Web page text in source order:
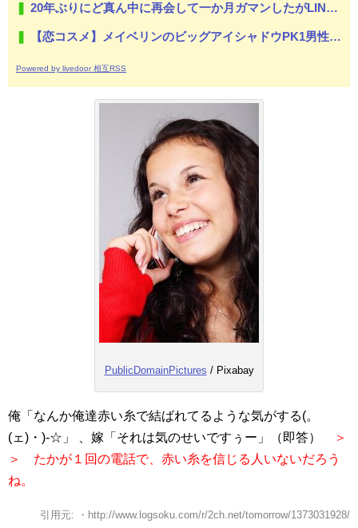
20年ぶりにど真ん中に再会して一か月ガマンしたがLINEで「たまに二人で昔話ができる友達になろう」的なメッセ送信した。昨日まで既読無視
【恋コスメ】メイベリンのビッグアイシャドウPK1男性からの評判めちゃくちゃ良い。
Powered by livedoor 相互RSS
PublicDomainPictures / Pixabay
俺「なんか俺達赤い糸で結ばれてるような気がする(。ゝ
(ェ)・)-☆」 、嫁「それは気のせいですぅー」（即答）
＞
＞ たかが１回の電話で、赤い糸を信じる人いないだろう
ね。
引用元: ・http://www.logsoku.com/r/2ch.net/tomorrow/1373031928/